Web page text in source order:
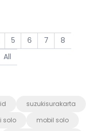
5 6 7
8
All
suzukisurakarta
solo
mobil solo